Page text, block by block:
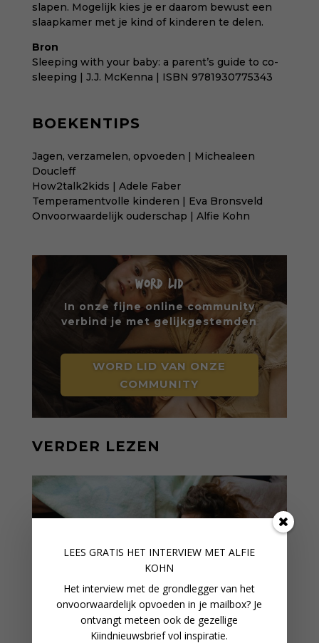
slapen. Mogelijk kies je er daarom bewust een
slaapkamer met je kind of kinderen te delen.
Bron
Sleeping with your baby: a parent’s guide to co-
sleeping | J.J. McKenna | ISBN 9781930775343
BOEKENTIPS
Jagen, verzamelen, opvoeden | Michealeen
Doucleff
How2talk2kids | Adele Faber
Temperamentvolle kinderen | Eva Bronsveld
Onvoorwaardelijk ouderschap | Alfie Kohn
WORD LID
In onze fijne online community
verbind je met gelijkgestemden
WORD LID VAN ONZE
COMMUNITY
VERDER LEZEN
LEES GRATIS HET INTERVIEW MET ALFIE
KOHN
Het interview met de grondlegger van het
onvoorwaardelijk opvoeden in je mailbox? Je
ontvangt meteen ook de gezellige
Kiindnieuwsbrief vol inspiratie.